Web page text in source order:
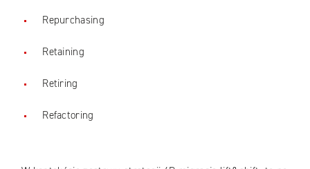
Repurchasing
Retaining
Retiring
Refactoring